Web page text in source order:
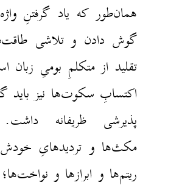
که یاد گرفتنِ واژه‌ها نیازمندِ
دادن و تلاشی طاقت‌فرسا برای
از متکلمِ‌ بومیِ زبان است،‌ برایِ
سکوت‌ها نیز باید گشودگی و
ظریفانه داشت. سکوتْ
و تردیدهایِ خودش را دارد؛
و ابرازها و نواخت‌ها؛ طول‌ها و